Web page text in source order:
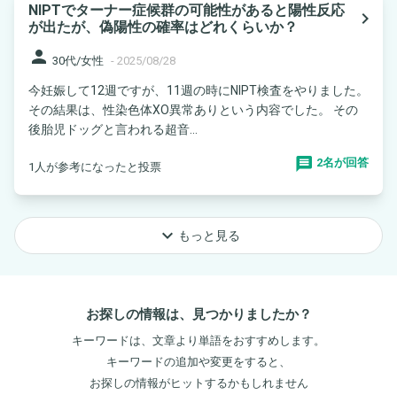
NIPTでターナー症候群の可能性があると陽性反応
が出たが、偽陽性の確率はどれくらいか？
navigate_next
person 30代/女性 - 2025/08/28
今妊娠して12週ですが、11週の時にNIPT検査をやりました。
その結果は、性染色体XO異常ありという内容でした。 その
後胎児ドッグと言われる超音...
1人が参考になったと投票 2名が回答
keyboard_arrow_down もっと見る
お探しの情報は、見つかりましたか？
キーワードは、文章より単語をおすすめします。
キーワードの追加や変更をすると、
お探しの情報がヒットするかもしれません